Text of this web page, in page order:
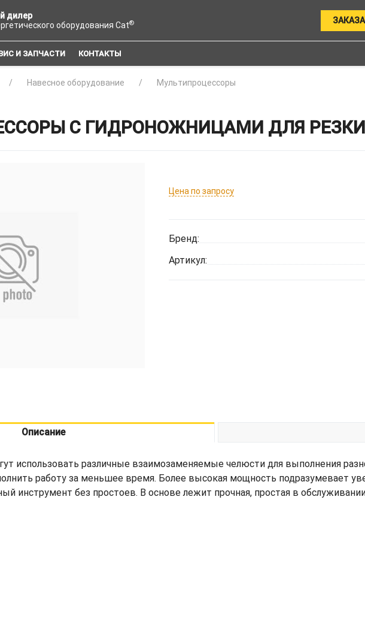
дилер
оборудования Cat®
И ЗАПЧАСТИ КОНТАКТЫ
Навесное оборудование Мультипроцессоры
С ГИДРОНОЖНИЦАМИ ДЛЯ РЕЗКИ
Цена по запросу
Бренд:
Артикул:
Описание
использовать различные взаимозаменяемые челюсти для выполнения
работу за меньшее время. Более высокая мощность подразумевает
инструмент без простоев. В основе лежит прочная, простая в